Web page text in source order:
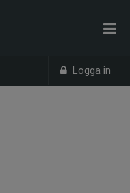
Logga in